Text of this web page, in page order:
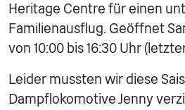
Heritage Centre für einen
Familienausflug. Geöffnet
von 10:00 bis 16:30 Uhr
Leider mussten wir diese
Dampflokomotive Jenny